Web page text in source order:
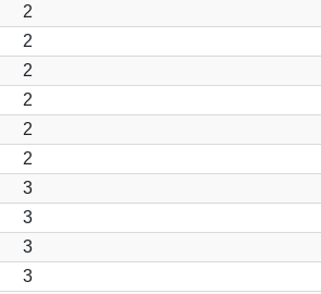
2
2
2
2
2
2
3
3
3
3